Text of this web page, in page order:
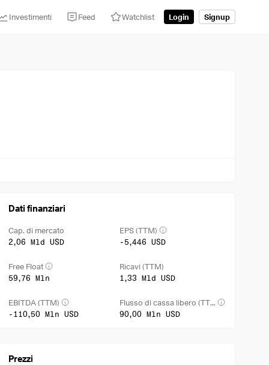
Investimenti Feed Watchlist Login Signup
Dati finanziari
Cap. di mercato
2,06 Mld USD
EPS (TTM)
-5,446 USD
Free Float
59,76 Mln
Ricavi (TTM)
1,33 Mld USD
EBITDA (TTM)
-110,50 Mln USD
Flusso di cassa libero (TTM)
90,00 Mln USD
Prezzi